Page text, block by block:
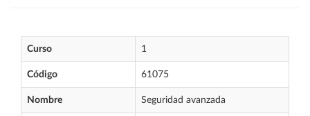
Curso 1
Código 61075
Nombre Seguridad avanzada